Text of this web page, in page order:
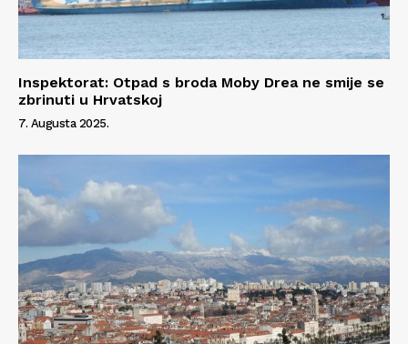
Inspektorat: Otpad s broda Moby Drea ne smije se
zbrinuti u Hrvatskoj
7. Augusta 2025.